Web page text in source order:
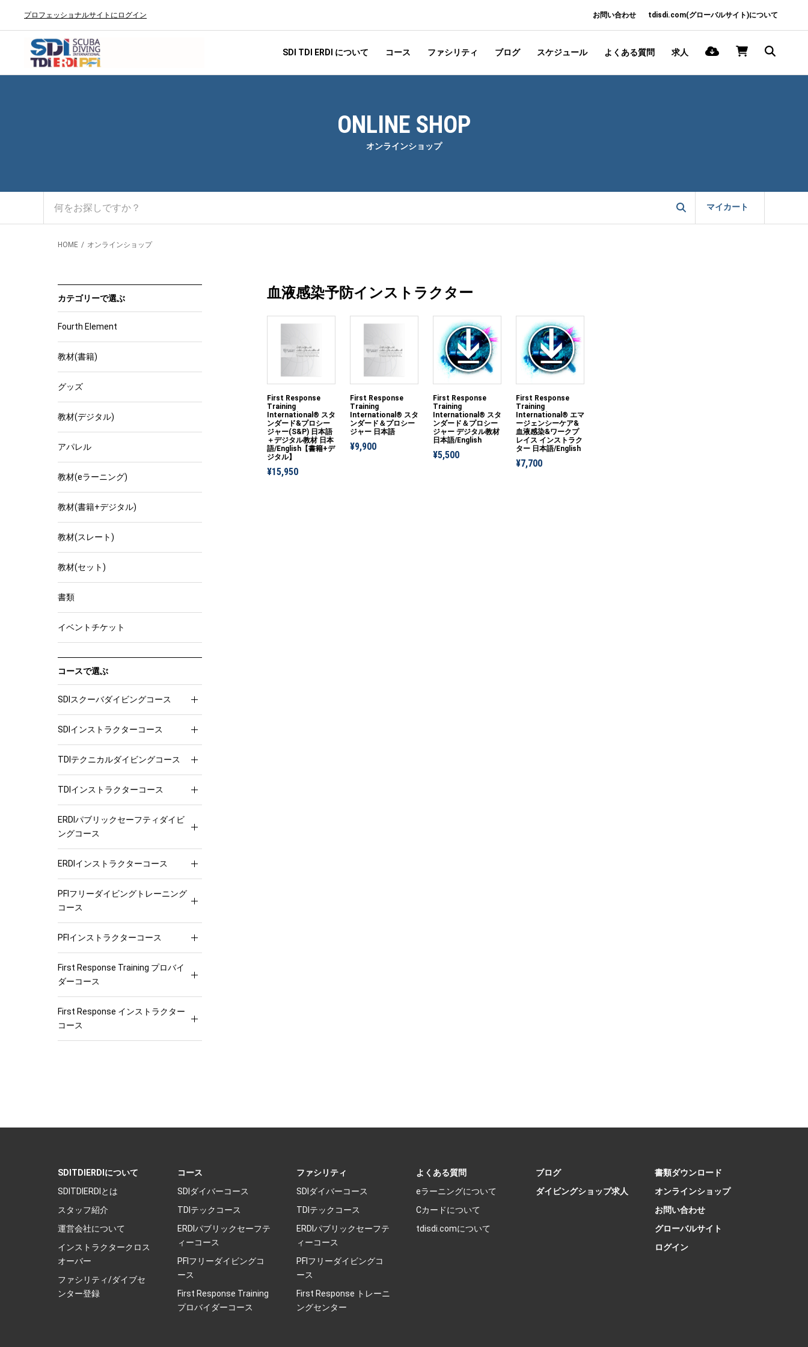
プロフェッショナルサイトにログイン お問い合わせ tdisdi.com(グローバルサイト)について
SDI TDI ERDI について コース ファシリティ ブログ スケジュール よくある質問 求人
ONLINE SHOP
オンラインショップ
マイカート
HOME オンラインショップ
カテゴリーで選ぶ
Fourth Element
教材(書籍)
グッズ
教材(デジタル)
アパレル
教材(eラーニング)
教材(書籍+デジタル)
教材(スレート)
教材(セット)
書類
イベントチケット
コースで選ぶ
SDIスクーバダイビングコース
SDIインストラクターコース
TDIテクニカルダイビングコース
TDIインストラクターコース
ERDIパブリックセーフティダイビ
ングコース
ERDIインストラクターコース
PFIフリーダイビングトレーニング
コース
PFIインストラクターコース
First Response Training プロバイ
ダーコース
First Response インストラクター
コース
血液感染予防インストラクター
First Response
Training
International® スタ
ンダード&プロシー
ジャー(S&P) 日本語
＋デジタル教材 日本
語/English【書籍+デ
ジタル】
¥15,950
First Response
Training
International® スタ
ンダード＆プロシー
ジャー 日本語
¥9,900
First Response
Training
International® スタ
ンダード＆プロシー
ジャー デジタル教材
日本語/English
¥5,500
First Response
Training
International® エマ
ージェンシーケア&
血液感染&ワークプ
レイス インストラク
ター 日本語/English
¥7,700
SDITDIERDIについて
SDITDIERDIとは
スタッフ紹介
運営会社について
インストラクタークロス
オーバー
ファシリティ/ダイブセ
ンター登録
コース
SDIダイバーコース
TDIテックコース
ERDIパブリックセーフテ
ィーコース
PFIフリーダイビングコ
ース
First Response Training
プロバイダーコース
ファシリティ
SDIダイバーコース
TDIテックコース
ERDIパブリックセーフテ
ィーコース
PFIフリーダイビングコ
ース
First Response トレーニ
ングセンター
よくある質問
eラーニングについて
Cカードについて
tdisdi.comについて
ブログ
ダイビングショップ求人
書類ダウンロード
オンラインショップ
お問い合わせ
グローバルサイト
ログイン